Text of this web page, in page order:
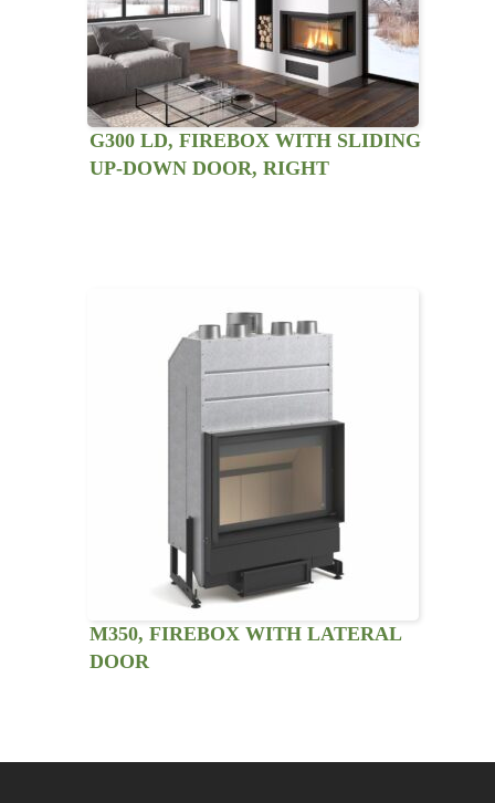
G300 LD, FIREBOX WITH SLIDING
UP-DOWN DOOR, RIGHT
M350, FIREBOX WITH LATERAL
DOOR